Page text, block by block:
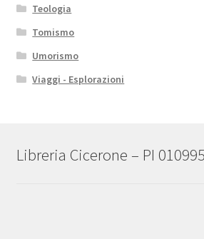
Teologia
Tomismo
Umorismo
Viaggi - Esplorazioni
Libreria Cicerone – PI